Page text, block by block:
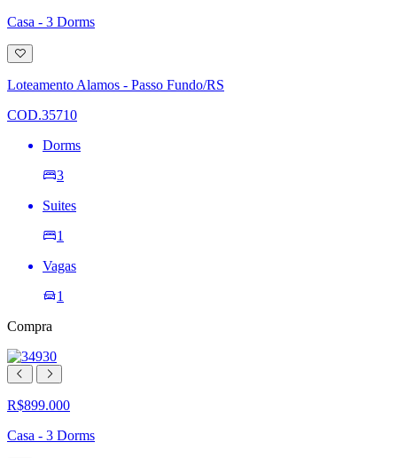
Casa - 3 Dorms
Adicionar
à
lista
de
Loteamento Alamos - Passo Fundo/RS
COD.35710
Dorms
3
Suites
1
Vagas
1
Compra
R$899.000
Casa - 3 Dorms